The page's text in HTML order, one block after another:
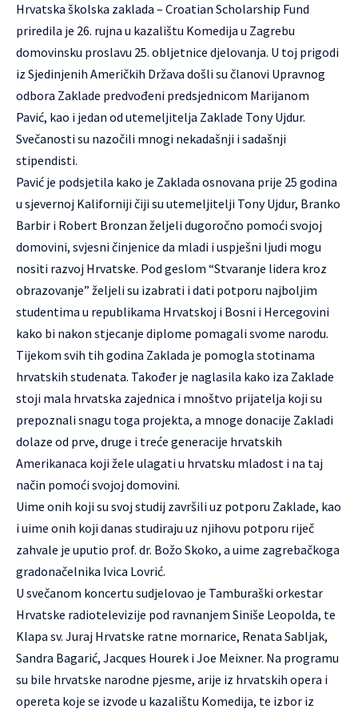
Hrvatska školska zaklada – Croatian Scholarship Fund
priredila je 26. rujna u kazalištu Komedija u Zagrebu
domovinsku proslavu 25. obljetnice djelovanja. U toj prigodi
iz Sjedinjenih Američkih Država došli su članovi Upravnog
odbora Zaklade predvođeni predsjednicom Marijanom
Pavić, kao i jedan od utemeljitelja Zaklade Tony Ujdur.
Svečanosti su nazočili mnogi nekadašnji i sadašnji
stipendisti.
Pavić je podsjetila kako je Zaklada osnovana prije 25 godina
u sjevernoj Kaliforniji čiji su utemeljitelji Tony Ujdur, Branko
Barbir i Robert Bronzan željeli dugoročno pomoći svojoj
domovini, svjesni činjenice da mladi i uspješni ljudi mogu
nositi razvoj Hrvatske. Pod geslom “Stvaranje lidera kroz
obrazovanje” željeli su izabrati i dati potporu najboljim
studentima u republikama Hrvatskoj i Bosni i Hercegovini
kako bi nakon stjecanje diplome pomagali svome narodu.
Tijekom svih tih godina Zaklada je pomogla stotinama
hrvatskih studenata. Također je naglasila kako iza Zaklade
stoji mala hrvatska zajednica i mnoštvo prijatelja koji su
prepoznali snagu toga projekta, a mnoge donacije Zakladi
dolaze od prve, druge i treće generacije hrvatskih
Amerikanaca koji žele ulagati u hrvatsku mladost i na taj
način pomoći svojoj domovini.
Uime onih koji su svoj studij završili uz potporu Zaklade, kao
i uime onih koji danas studiraju uz njihovu potporu riječ
zahvale je uputio prof. dr. Božo Skoko, a uime zagrebačkoga
gradonačelnika Ivica Lovrić.
U svečanom koncertu sudjelovao je Tamburaški orkestar
Hrvatske radiotelevizije pod ravnanjem Siniše Leopolda, te
Klapa sv. Juraj Hrvatske ratne mornarice, Renata Sabljak,
Sandra Bagarić, Jacques Hourek i Joe Meixner. Na programu
su bile hrvatske narodne pjesme, arije iz hrvatskih opera i
opereta koje se izvode u kazalištu Komedija, te izbor iz